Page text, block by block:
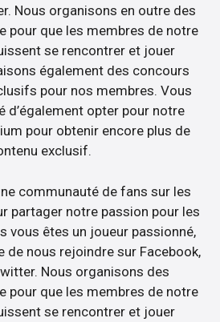
Nous organisons en outre des
pour que les membres de notre
se rencontrer et jouer
également des concours
pour nos membres. Vous
d’également opter pour notre
pour obtenir encore plus de
exclusif.
communauté de fans sur les
partager notre passion pour les
vous êtes un joueur passionné,
de nous rejoindre sur Facebook,
Nous organisons des
pour que les membres de notre
se rencontrer et jouer